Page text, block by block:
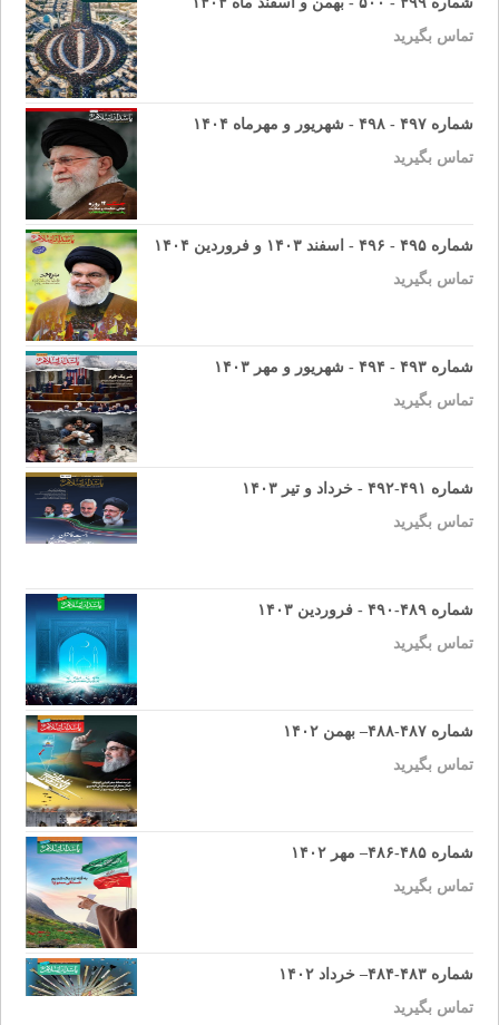
تماس بگیرید
شماره ۴۹۷ - ۴۹۸ - شهریور و مهرماه ۱۴۰۴
تماس بگیرید
شماره ۴۹۵ - ۴۹۶ - اسفند ۱۴۰۳ و فروردین ۱۴۰۴
تماس بگیرید
شماره ۴۹۳ - ۴۹۴ - شهریور و مهر ۱۴۰۳
تماس بگیرید
شماره ۴۹۱-۴۹۲ - خرداد و تیر ۱۴۰۳
تماس بگیرید
شماره ۴۸۹-۴۹۰ - فروردین ۱۴۰۳
تماس بگیرید
شماره ۴۸۷-۴۸۸– بهمن ۱۴۰۲
تماس بگیرید
شماره ۴۸۵-۴۸۶– مهر ۱۴۰۲
تماس بگیرید
شماره ۴۸۳-۴۸۴– خرداد ۱۴۰۲
تماس بگیرید